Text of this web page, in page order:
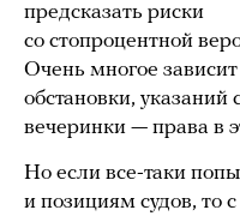
предсказать риски
со стопроцентной
Очень многое
обстановки, указаний
вечеринки — права в
Но если все-таки
и позициям судов, то